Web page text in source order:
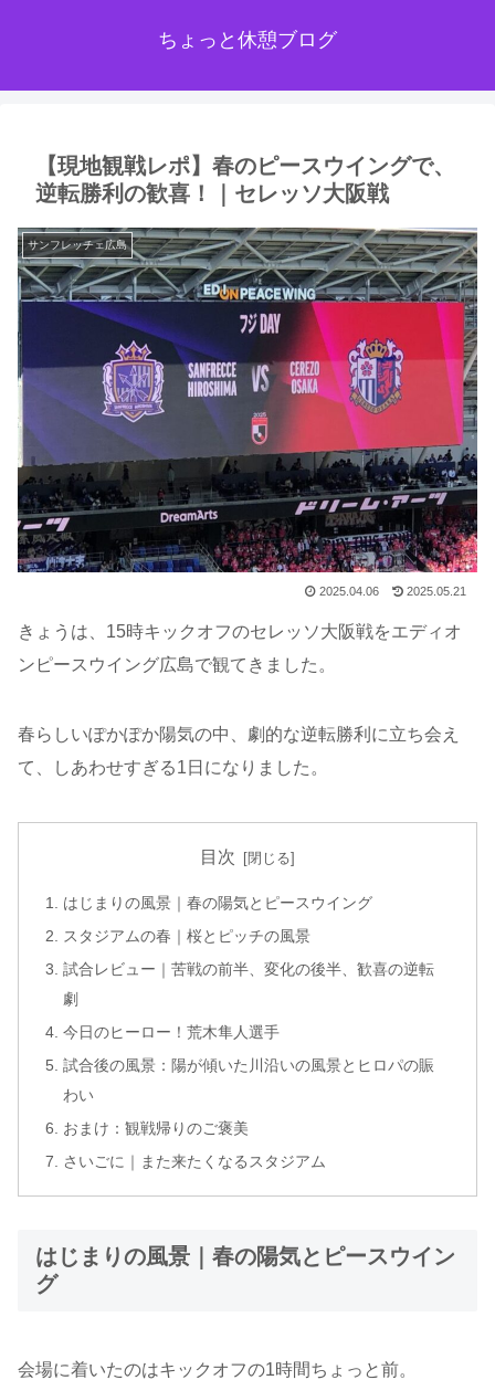
ちょっと休憩ブログ
【現地観戦レポ】春のピースウイングで、
逆転勝利の歓喜！｜セレッソ大阪戦
サンフレッチェ広島
2025.04.06 2025.05.21
きょうは、15時キックオフのセレッソ大阪戦をエディオ
ンピースウイング広島で観てきました。
春らしいぽかぽか陽気の中、劇的な逆転勝利に立ち会え
て、しあわせすぎる1日になりました。
目次
はじまりの風景｜春の陽気とピースウイング
スタジアムの春｜桜とピッチの風景
試合レビュー｜苦戦の前半、変化の後半、歓喜の逆転
劇
今日のヒーロー！荒木隼人選手
試合後の風景：陽が傾いた川沿いの風景とヒロパの賑
わい
おまけ：観戦帰りのご褒美
さいごに｜また来たくなるスタジアム
はじまりの風景｜春の陽気とピースウイン
グ
会場に着いたのはキックオフの1時間ちょっと前。